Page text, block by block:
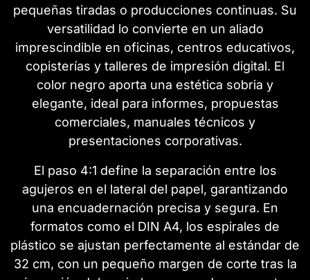
pequeñas tiradas o producciones continuas. Su
versatilidad lo convierte en un aliado
imprescindible en oficinas, centros educativos,
copisterías y talleres de impresión digital. El
color negro aporta una estética sobria y
elegante, ideal para informes, propuestas
comerciales, manuales técnicos y
presentaciones corporativas.
El paso 4:1 define la separación entre los
agujeros en el lateral del papel, garantizando
una encuadernación precisa y segura. En
formatos como el DIN A4, los espirales de
plástico se ajustan perfectamente al estándar de
32 cm, con un pequeño margen de corte tras la